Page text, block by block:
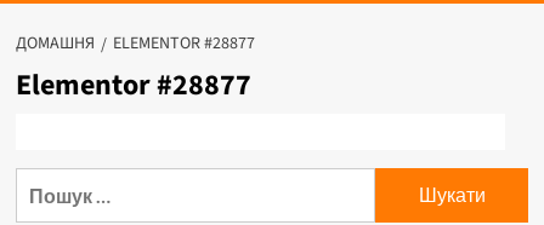
ДОМАШНЯ ELEMENTOR #28877
Elementor #28877